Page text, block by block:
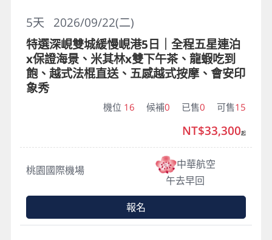
2026/09/22(二)
5天
特選深峴雙城緩慢峴港5日｜全程五星連泊
x保證海景、米其林x雙下午茶、龍蝦吃到
飽、越式法棍直送、五感越式按摩、會安印
象秀
機位 16 候補0 已售0 可售15
桃園國際機場
中華航空
午去早回
NT$33,300起
報名